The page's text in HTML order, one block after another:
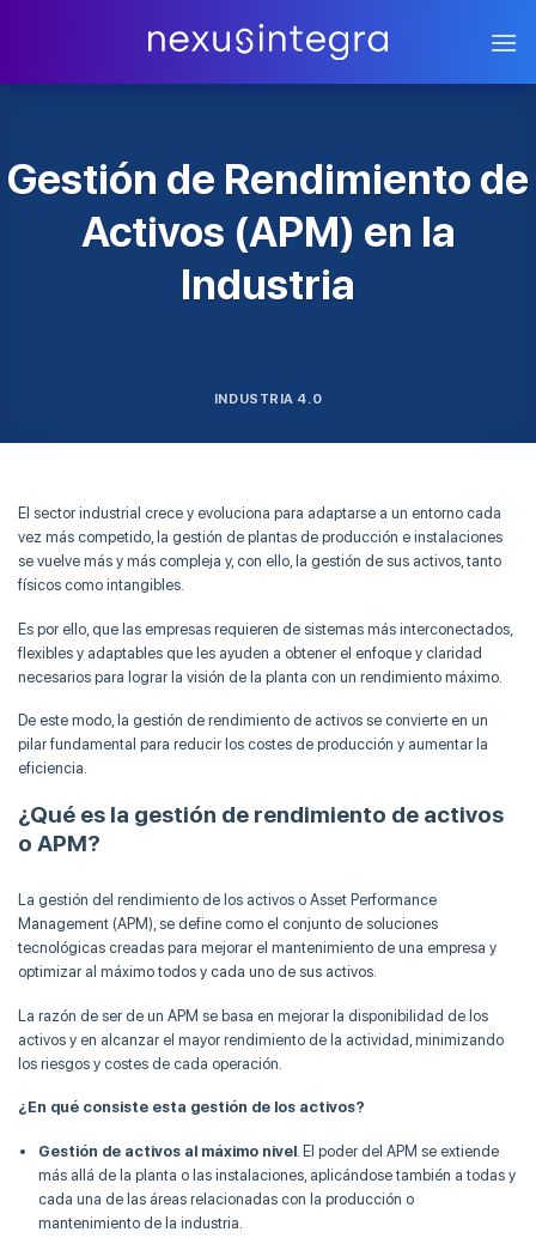
INDUSTRIA 4.0
Gestión de Rendimiento de
Activos (APM) en la
Industria
El sector industrial crece y evoluciona para adaptarse a un entorno cada
vez más competido, la gestión de plantas de producción e instalaciones
se vuelve más y más compleja y, con ello, la gestión de sus activos, tanto
físicos como intangibles.
Es por ello, que las empresas requieren de sistemas más interconectados,
flexibles y adaptables que les ayuden a obtener el enfoque y claridad
necesarios para lograr la visión de la planta con un rendimiento máximo.
De este modo, la gestión de rendimiento de activos se convierte en un
pilar fundamental para reducir los costes de producción y aumentar la
eficiencia.
¿Qué es la gestión de rendimiento de activos
o APM?
La gestión del rendimiento de los activos o Asset Performance
Management (APM), se define como el conjunto de soluciones
tecnológicas creadas para mejorar el mantenimiento de una empresa y
optimizar al máximo todos y cada uno de sus activos.
La razón de ser de un APM se basa en mejorar la disponibilidad de los
activos y en alcanzar el mayor rendimiento de la actividad, minimizando
los riesgos y costes de cada operación.
¿En qué consiste esta gestión de los activos?
Gestión de activos al máximo nivel. El poder del APM se extiende
más allá de la planta o las instalaciones, aplicándose también a todas y
cada una de las áreas relacionadas con la producción o
mantenimiento de la industria.